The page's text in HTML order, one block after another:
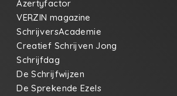
Azertyfactor
VERZIN magazine
SchrijversAcademie
Creatief Schrijven Jong
Schrijfdag
De Schrijfwijzen
De Sprekende Ezels